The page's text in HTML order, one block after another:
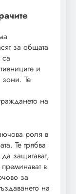
за общата
са
и
зони. Те
на
роля в
Те трябва
защитават,
в
за
на